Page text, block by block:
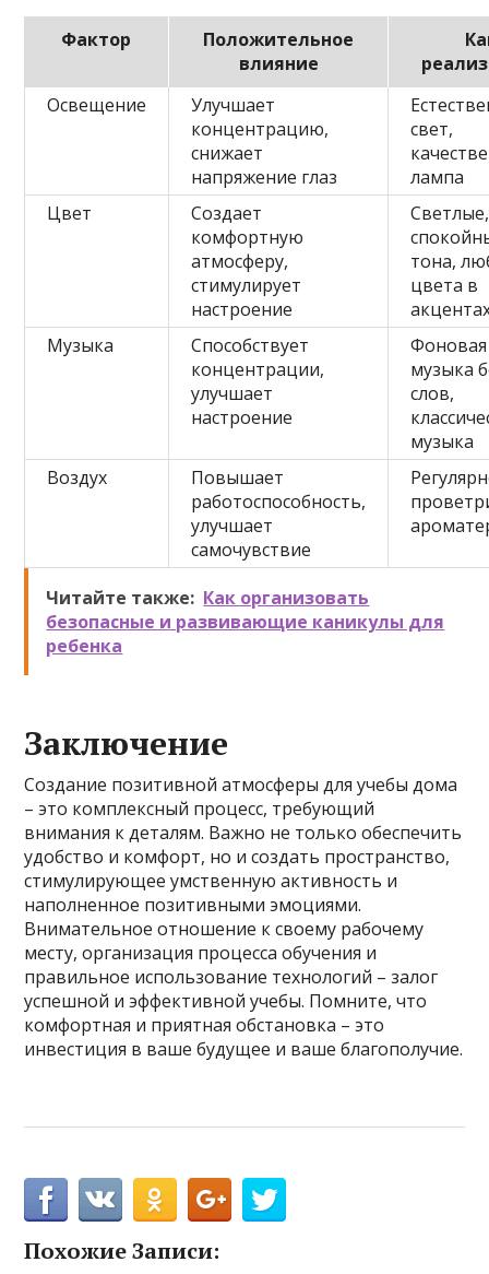
Фактор
Положительное
влияние
Освещение
Улучшает
концентрацию,
снижает
напряжение глаз
свет,
лампа
Цвет
Создает
комфортную
атмосферу,
стимулирует
настроение
Светлые,
тона,
цвета в
Музыка
Способствует
концентрации,
улучшает
настроение
Фоновая
музыка
слов,
музыка
Воздух
Повышает
работоспособность,
улучшает
самочувствие
Читайте также: Как организовать
безопасные и развивающие каникулы для
ребенка
Заключение
Создание позитивной атмосферы для учебы дома
– это комплексный процесс, требующий
внимания к деталям. Важно не только обеспечить
удобство и комфорт, но и создать пространство,
стимулирующее умственную активность и
наполненное позитивными эмоциями.
Внимательное отношение к своему рабочему
месту, организация процесса обучения и
правильное использование технологий – залог
успешной и эффективной учебы. Помните, что
комфортная и приятная обстановка – это
инвестиция в ваше будущее и ваше благополучие.
Похожие Записи: